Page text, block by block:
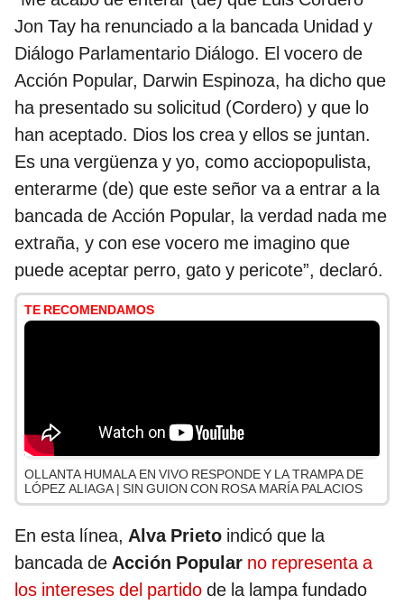
Jon Tay ha renunciado a la bancada Unidad y
Diálogo Parlamentario Diálogo. El vocero de
Acción Popular, Darwin Espinoza, ha dicho que
ha presentado su solicitud (Cordero) y que lo
han aceptado. Dios los crea y ellos se juntan.
Es una vergüenza y yo, como acciopopulista,
enterarme (de) que este señor va a entrar a la
bancada de Acción Popular, la verdad nada me
extraña, y con ese vocero me imagino que
puede aceptar perro, gato y pericote”, declaró.
TE RECOMENDAMOS
OLLANTA HUMALA EN VIVO RESPONDE Y LA TRAMPA DE
LÓPEZ ALIAGA | SIN GUION CON ROSA MARÍA PALACIOS
En esta línea, Alva Prieto indicó que la
bancada de Acción Popular no representa a
los intereses del partido de la lampa fundado